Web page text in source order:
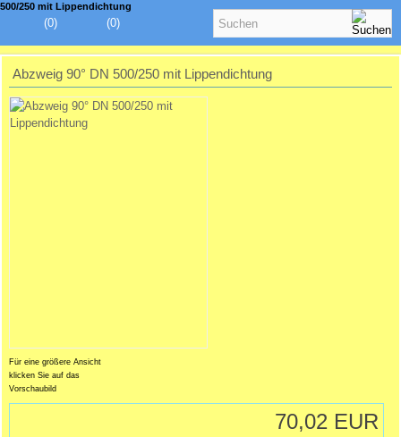
500/250 mit Lippendichtung
(0)
(0)
Abzweig 90° DN 500/250 mit Lippendichtung
Für eine größere Ansicht
klicken Sie auf das
Vorschaubild
70,02 EUR